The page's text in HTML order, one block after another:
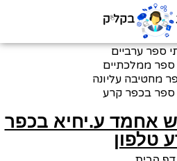
ספר ערביים
ממלכתיים
מחטיבה עליונה
בכפר קרע
אחמד ע.יחיא בכפר
טלפון